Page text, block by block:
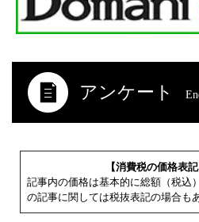
アンケート
【消費税の価格表
記事内の価格は基本的に総額（税込
の記事に関しては税抜表記の場合も